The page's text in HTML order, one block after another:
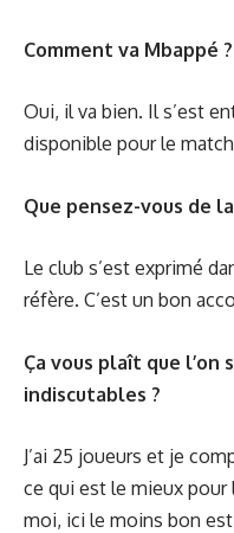
Comment va Mbappé ?
Oui, il va bien. Il s’est
disponible pour le
Que pensez-vous de
Le club s’est exprimé
réfère. C’est un bon
Ça vous plaît que
indiscutables ?
J’ai 25 joueurs et je
ce qui est le mieux pour
moi, ici le moins bon